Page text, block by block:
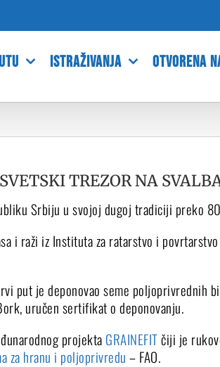
ISTRAŽIVANJA OTVORENA
TREZOR NA
Srbiju u svojoj dugoj tradiciji preko
i raži iz Instituta za ratarstvo i
put je deponovao seme poljoprivrednih
uručen sertifikat o deponovanju.
projekta GRAINEFITčiji je
za hranu i poljoprivredu – FAO.